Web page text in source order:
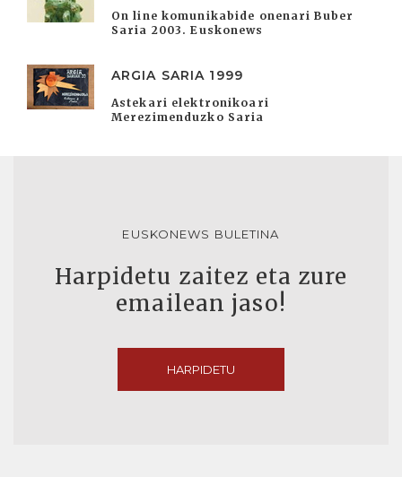
On line komunikabide onenari Buber
Saria 2003. Euskonews
ARGIA SARIA 1999
Astekari elektronikoari
Merezimenduzko Saria
EUSKONEWS BULETINA
Harpidetu zaitez eta zure
emailean jaso!
HARPIDETU